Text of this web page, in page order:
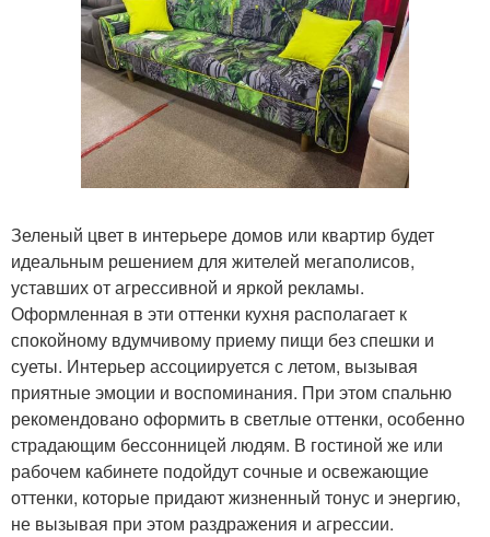
Зеленый цвет в интерьере домов или квартир будет
идеальным решением для жителей мегаполисов,
уставших от агрессивной и яркой рекламы.
Оформленная в эти оттенки кухня располагает к
спокойному вдумчивому приему пищи без спешки и
суеты. Интерьер ассоциируется с летом, вызывая
приятные эмоции и воспоминания. При этом спальню
рекомендовано оформить в светлые оттенки, особенно
страдающим бессонницей людям. В гостиной же или
рабочем кабинете подойдут сочные и освежающие
оттенки, которые придают жизненный тонус и энергию,
не вызывая при этом раздражения и агрессии.